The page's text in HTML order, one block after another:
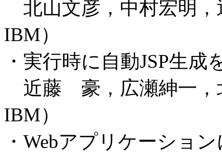
北山文彦，中村宏明
IBM）
・実行時に自動JSP生
近藤 豪，広瀬紳一，
IBM）
・Webアプリケーショ